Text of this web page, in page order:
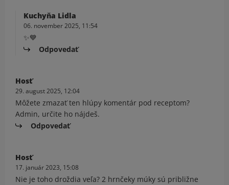
Kuchyňa Lidla
06. november 2025, 11:54
✨💙
Odpovedať
Hosť
29. august 2025, 12:04
Môžete zmazať ten hlúpy komentár pod receptom?
Admin, určite ho nájdeš.
Odpovedať
Hosť
17. január 2023, 15:08
Nie je toho droždia veľa? 2 hrnčeky múky sú približne